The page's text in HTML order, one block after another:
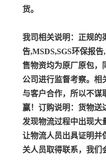
货。
我司相关说明： 正规的
告,MSDS,SGS环保报
售物资均为原厂原包，
公司进行监督考察。 相
与客户合作，所以不谋
赢！ 订购说明： 货物送
发现物流过程中出现大
让物流人员出具证明并
关人员取得联系，我们